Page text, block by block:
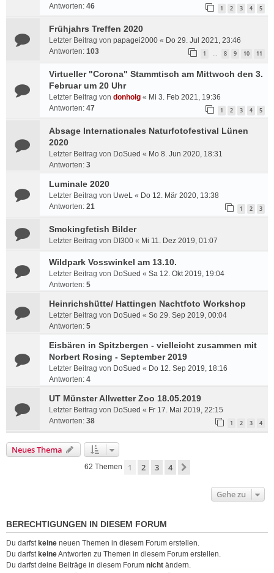
Antworten: 46 1 2 3 4 5
Frühjahrs Treffen 2020
Letzter Beitrag von papagei2000 « Do 29. Jul 2021, 23:46
Antworten: 103 1 8 9 10 11
Virtueller "Corona" Stammtisch am Mittwoch den 3.
Februar um 20 Uhr
Letzter Beitrag von donholg « Mi 3. Feb 2021, 19:36
Antworten: 47 1 2 3 4 5
Absage Internationales Naturfotofestival Lünen
2020
Letzter Beitrag von DoSued « Mo 8. Jun 2020, 18:31
Antworten: 3
Luminale 2020
Letzter Beitrag von UweL « Do 12. Mär 2020, 13:38
Antworten: 21 1 2 3
Smokingfetish Bilder
Letzter Beitrag von DI300 « Mi 11. Dez 2019, 01:07
Wildpark Vosswinkel am 13.10.
Letzter Beitrag von DoSued « Sa 12. Okt 2019, 19:04
Antworten: 5
Heinrichshütte/ Hattingen Nachtfoto Workshop
Letzter Beitrag von DoSued « So 29. Sep 2019, 00:04
Antworten: 5
Eisbären in Spitzbergen - vielleicht zusammen mit
Norbert Rosing - September 2019
Letzter Beitrag von DoSued « Do 12. Sep 2019, 18:16
Antworten: 4
UT Münster Allwetter Zoo 18.05.2019
Letzter Beitrag von DoSued « Fr 17. Mai 2019, 22:15
Antworten: 38 1 2 3 4
Neues Thema
62 Themen 1 2 3 4
Gehe zu
BERECHTIGUNGEN IN DIESEM FORUM
Du darfst keine neuen Themen in diesem Forum erstellen.
Du darfst keineAntworten zu Themen in diesem Forum erstellen.
Du darfst deine Beiträge in diesem Forum nicht ändern.